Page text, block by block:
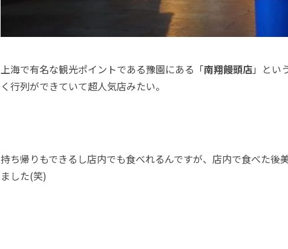
上海で有名な観光ポイントである豫園にある「南翔饅頭店」とい
く行列ができていて超人気店みたい。
持ち帰りもできるし店内でも食べれるんですが、店内で食べた後
ました(笑)